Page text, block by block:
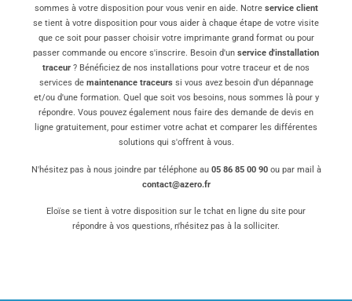
sommes à votre disposition pour vous venir en aide. Notre service client
se tient à votre disposition pour vous aider à chaque étape de votre visite
que ce soit pour passer choisir votre imprimante grand format ou pour
passer commande ou encore s'inscrire. Besoin d'un service d'installation
traceur ? Bénéficiez de nos installations pour votre traceur et de nos
services de maintenance traceurssi vous avez besoin d'un dépannage
et/ou d'une formation. Quel que soit vos besoins, nous sommes là pour y
répondre. Vous pouvez également nous faire des demande de devis en
ligne gratuitement, pour estimer votre achat et comparer les différentes
solutions qui s'offrent à vous.
N'hésitez pas à nous joindre par téléphone au 05 86 85 00 90 ou par mail à
contact@azero.fr
Eloïse se tient à votre disposition sur le tchat en ligne du site pour
répondre à vos questions, n'hésitez pas à la solliciter.